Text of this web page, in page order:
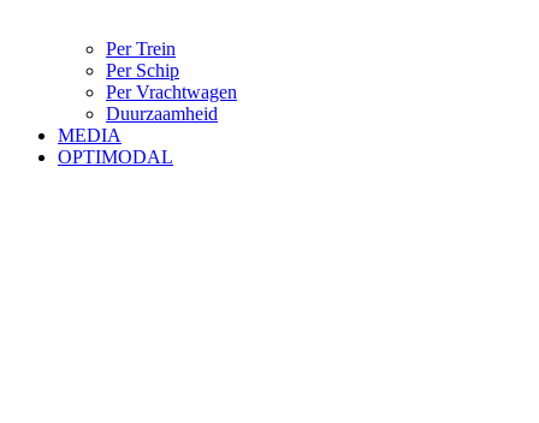
Per Trein
Per Schip
Per Vrachtwagen
Duurzaamheid
MEDIA
OPTIMODAL